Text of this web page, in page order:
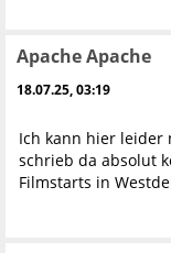
Apache Apache
18.07.25, 03:19
Ich kann hier leider
schrieb da absolut
Filmstarts in